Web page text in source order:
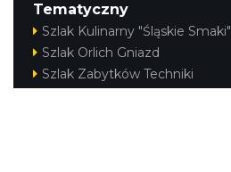
Tematyczny
Szlak Kulinarny "Śląskie Smaki"
Szlak Orlich Gniazd
Szlak Zabytków Techniki